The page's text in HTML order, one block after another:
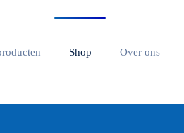
Shop Over ons